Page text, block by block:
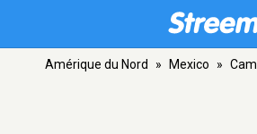
Amérique du Nord » Mexico »